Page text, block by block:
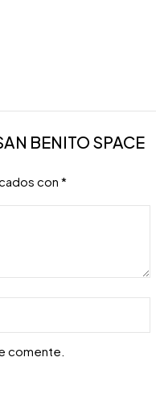
BENITO SPACE
con*
comente.